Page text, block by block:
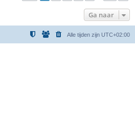
Ga naar
Alle tijden zijn UTC+02:00